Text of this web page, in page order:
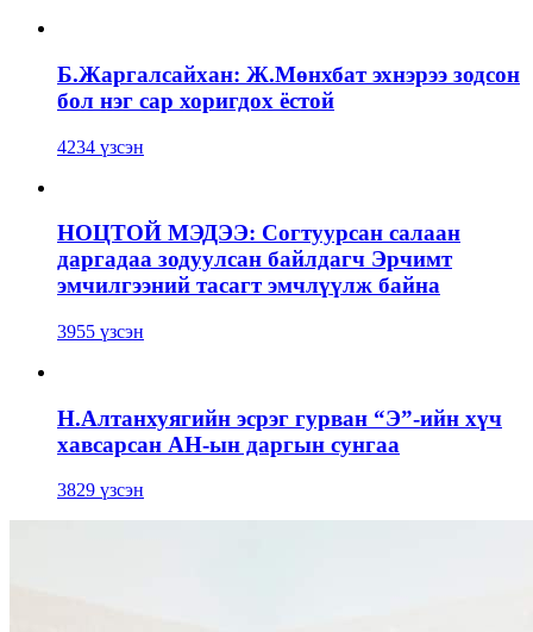
Б.Жаргалсайхан: Ж.Мөнхбат эхнэрээ зодсон
бол нэг сар хоригдох ёстой
4234 үзсэн
НОЦТОЙ МЭДЭЭ: Согтуурсан салаан
даргадаа зодуулсан байлдагч Эрчимт
эмчилгээний тасагт эмчлүүлж байна
3955 үзсэн
Н.Алтанхуягийн эсрэг гурван “Э”-ийн хүч
хавсарсан АН-ын даргын сунгаа
3829 үзсэн